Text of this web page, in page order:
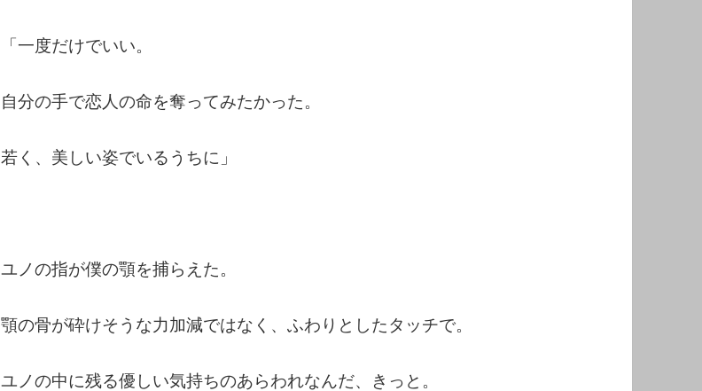
「一度だけでいい。
自分の手で恋人の命を奪ってみたかった。
若く、美しい姿でいるうちに」
ユノの指が僕の顎を捕らえた。
顎の骨が砕けそうな力加減ではなく、ふわりとしたタッチで。
ユノの中に残る優しい気持ちのあらわれなんだ、きっと。